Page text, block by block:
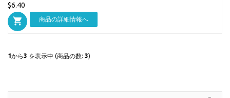
$6.40
商品の詳細情報へ
1から3 を表示中 (商品の数: 3)